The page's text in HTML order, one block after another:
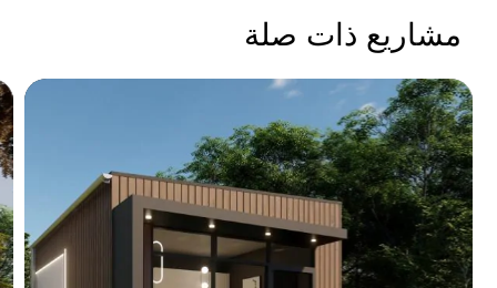
مشاريع ذات صلة